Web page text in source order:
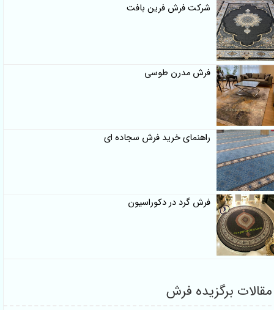
شرکت فرش فرین بافت
فرش مدرن طوسی
راهنمای خرید فرش سجاده ای
فرش گرد در دکوراسیون
برگزیده فرش